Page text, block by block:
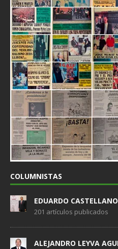
COLUMNISTAS
EDUARDO
201 artículos publicados
ALEJANDRO LEYVA